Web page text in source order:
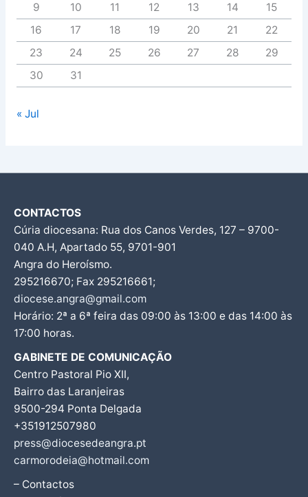
9
10 11 12 13 14
15
16
17 18 19 20 21
22
23
24 25 26 27 28
29
30
31
« Jul
CONTACTOS
Cúria diocesana: Rua dos Canos Verdes, 127 – 9700-
040 A.H, Apartado 55, 9701-901
Angra do Heroísmo.
295216670; Fax 295216661;
diocese.angra@gmail.com
Horário: 2ª a 6ª feira das 09:00 às 13:00 e das 14:00 às
17:00 horas.
GABINETE DE COMUNICAÇÃO
Centro Pastoral Pio XII,
Bairro das Laranjeiras
9500-294 Ponta Delgada
+351912507980
press@diocesedeangra.pt
carmorodeia@hotmail.com
– Contactos